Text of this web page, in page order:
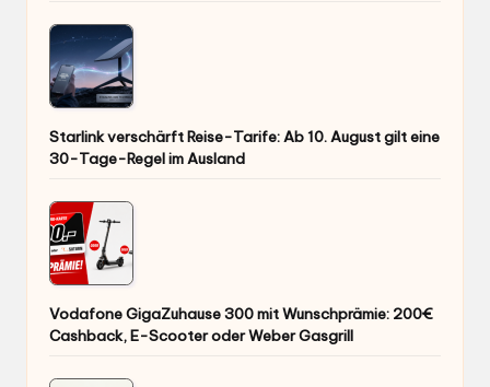
Starlink verschärft Reise-Tarife: Ab 10. August gilt eine
30-Tage-Regel im Ausland
Vodafone GigaZuhause 300 mit Wunschprämie: 200€
Cashback, E-Scooter oder Weber Gasgrill